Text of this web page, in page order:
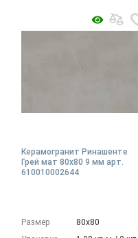
Керамогранит Ринашенте
Грей мат 80x80 9 мм арт.
610010002644
Размер
80х80